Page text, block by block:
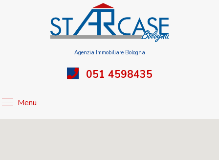
Agenzia Immobiliare Bologna
051 4598435
Menu